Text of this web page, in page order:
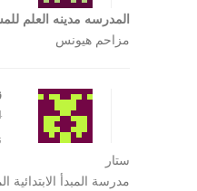
المدرسه مدينه العلم
مزاحم هيونس
ستار
مدرسة المبدأ